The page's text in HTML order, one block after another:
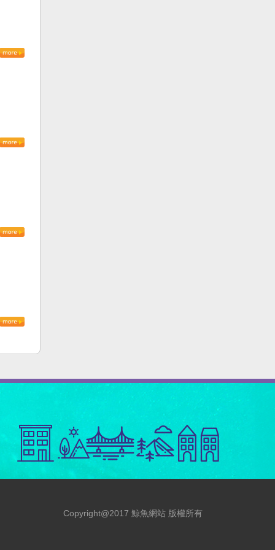
Copyright@2017 鯨魚網站 版權所有